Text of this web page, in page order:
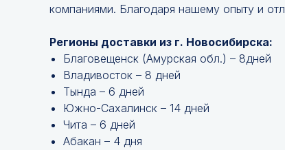
компаниями. Благодаря нашему опыту и
Регионы доставки из г. Новосибирска:
Благовещенск (Амурская обл.) – 8дней
Владивосток – 8 дней
Тында – 6 дней
Южно-Сахалинск – 14 дней
Чита – 6 дней
Абакан – 4 дня